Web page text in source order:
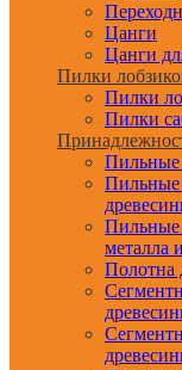
Цанги
Цанги
Пилки
Пилки
Пилки
Пильные
Пильные
Пильные
металла
Полотна